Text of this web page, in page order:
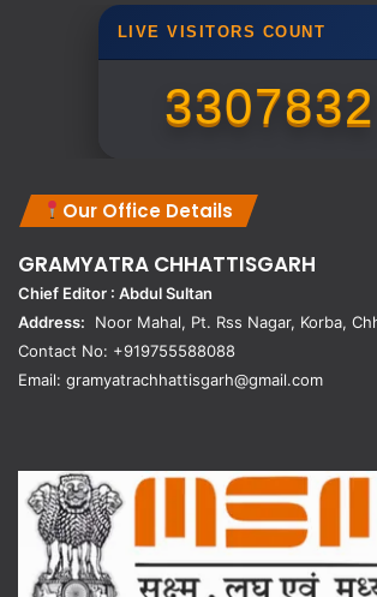
LIVE VISITORS COUNT
3307832
Our Office Details
GRAMYATRA CHHATTISGARH
Chief Editor : Abdul Sultan
Address: Noor Mahal, Pt. Rss Nagar, Korba,
Contact No: +919755588088
Email: gramyatrachhattisgarh@gmail.com